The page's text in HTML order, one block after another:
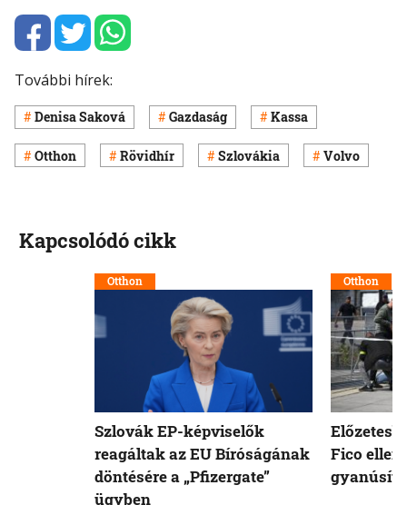
További hírek:
Denisa Saková Gazdaság Kassa
Otthon Rövidhír Szlovákia Volvo
Kapcsolódó cikk
Otthon
Szlovák EP-képviselők
reagáltak az EU Bíróságának
döntésére a „Pfizergate”
ügyben
Otthon
Fico